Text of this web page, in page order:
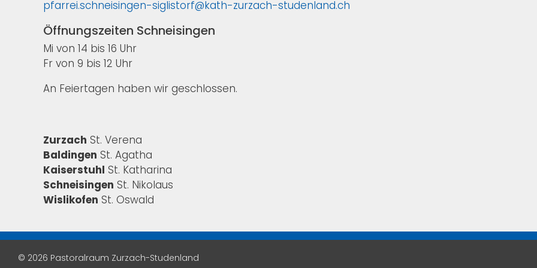
pfarrei.schneisingen-siglistorf@kath-zurzach-studenland.ch
Öffnungszeiten Schneisingen
Mi von 14 bis 16 Uhr
Fr von 9 bis 12 Uhr
An Feiertagen haben wir geschlossen.
Zurzach St. Verena
Baldingen St. Agatha
Kaiserstuhl St. Katharina
Schneisingen St. Nikolaus
Wislikofen St. Oswald
© 2026 Pastoralraum Zurzach-Studenland